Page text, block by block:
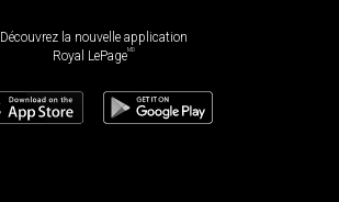
Découvrez la nouvelle application
Royal LePageMD